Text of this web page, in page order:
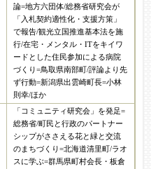
論=地方六団体/総務省研究会が
「入札契約適性化・支援方策」
で報告/観光立国推進基本法を施
行/在宅・メンタル・ITをキイワ
ードとした住民参加による病院
づくり=鳥取県南部町/評論より先
ず行動=新潟県出雲崎町長=小林
則幸/ほか
「コミュニティ研究会」を発足=
総務省/町民と行政のパートナー
シップがささえる花と緑と交流
のまちづくり=北海道清里町/ラオ
スに学ぶ=群馬県町村会長・板倉